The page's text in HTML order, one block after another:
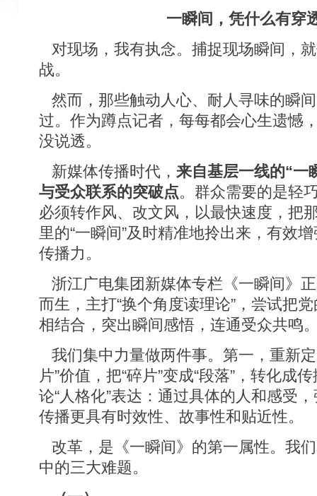
一瞬间，凭什么有穿
对现场，我有执念。捕捉现场瞬间，
战。
然而，那些触动人心、耐人寻味的瞬
过。作为蹲点记者，每每都会心生遗憾
没说透。
新媒体传播时代， 来自基层一线的“一
与受众联系的突破点。群众需要的是轻
必须转作风、改文风，以最快速度，把
里的“一瞬间”及时精准地拎出来，有效
传播力。
浙江广电集团新媒体专栏《一瞬间》
而生，主打“换个角度读理论”，尝试把
相结合，突出瞬间感悟，连通受众共鸣
我们集中力量做两件事。第一，重新定
片”价值，把“碎片”变成“段落”，转化成
论“人格化”表达：通过具体的人和感受
传播更具有时效性、故事性和贴近性。
改革，是《一瞬间》的第一属性。我
中的三大难题。